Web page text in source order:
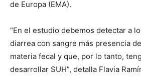
de Europa (EMA).
“En el estudio debemos detectar a
diarrea con sangre más presencia
materia fecal y que, por lo tanto,
desarrollar SUH”, detalla Flavia